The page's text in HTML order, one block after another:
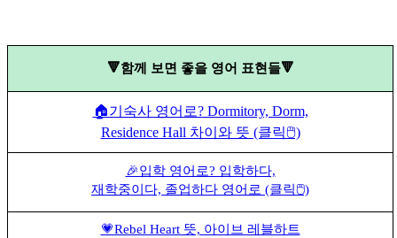
🔻함께 보면 좋을 영어 표현들🔻
🏠기숙사 영어로? Dormitory, Dorm,
Residence Hall 차이와 뜻 (클릭🖱️)
🎉입학 영어로? 입학하다,
재학중이다, 졸업하다 영어로 (클릭🖱️)
💗Rebel Heart 뜻, 아이브 레블하트